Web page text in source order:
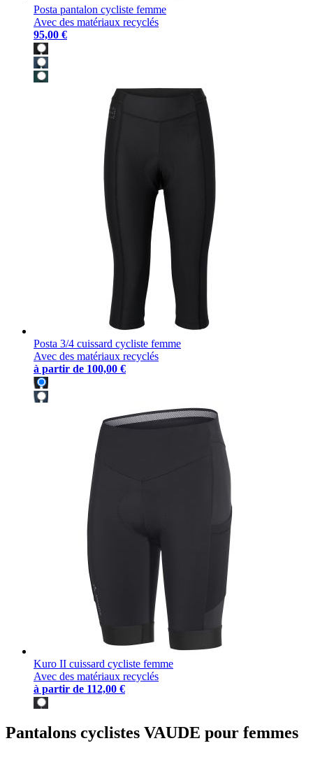
Posta pantalon cycliste femme
Avec des matériaux recyclés
95,00 €
Posta 3/4 cuissard cycliste femme
Avec des matériaux recyclés
à partir de 100,00 €
Kuro II cuissard cycliste femme
Avec des matériaux recyclés
à partir de 112,00 €
Pantalons cyclistes VAUDE pour femmes